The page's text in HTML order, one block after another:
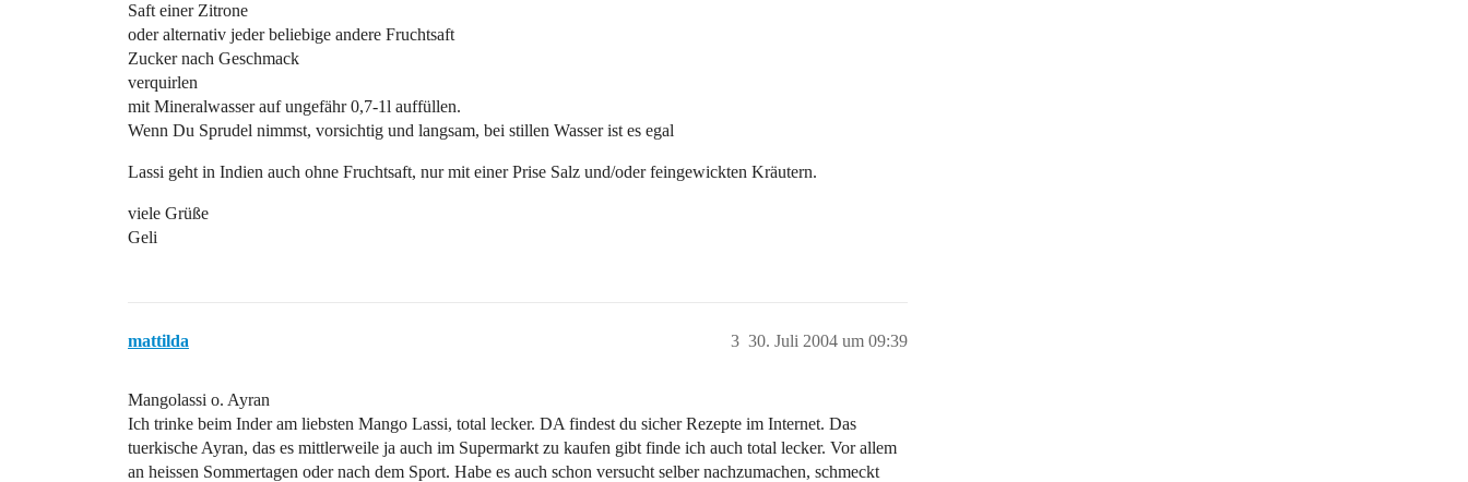
Saft einer Zitrone
oder alternativ jeder beliebige andere Fruchtsaft
Zucker nach Geschmack
verquirlen
mit Mineralwasser auf ungefähr 0,7-1l auffüllen.
Wenn Du Sprudel nimmst, vorsichtig und langsam, bei stillen Wasser ist es egal
Lassi geht in Indien auch ohne Fruchtsaft, nur mit einer Prise Salz und/oder feingewickten Kräutern.
viele Grüße
Geli
mattilda 30. Juli 2004 um 09:39
3
Mangolassi o. Ayran
Ich trinke beim Inder am liebsten Mango Lassi, total lecker. DA findest du sicher Rezepte im Internet. Das
tuerkische Ayran, das es mittlerweile ja auch im Supermarkt zu kaufen gibt finde ich auch total lecker. Vor allem
an heissen Sommertagen oder nach dem Sport. Habe es auch schon versucht selber nachzumachen, schmeckt